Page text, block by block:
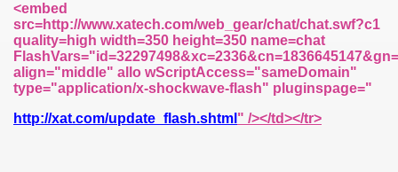
<embed
src=http://www.xatech.com/web_gear/chat/chat.swf?c1
quality=high width=350 height=350 name=chat
align="middle" allo wScriptAccess="sameDomain"
type="application/x-shockwave-flash" pluginspage="
http://xat.com/update_flash.shtml " /></td></tr>